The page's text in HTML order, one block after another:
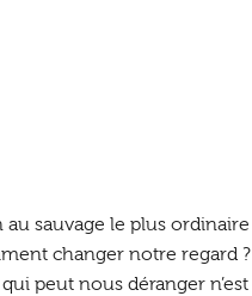
au sauvage le plus ordinaire
changer notre regard ?
peut nous déranger n’est